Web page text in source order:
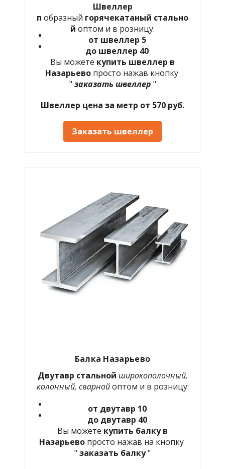
Швеллер
п образный горячекатаный стально
й оптом и в розницу:
от швеллер 5
до швеллер 40
Вы можете купить швеллер в
Назарьево просто нажав кнопку
" заказать швеллер "
Швеллер цена за метр от 570 руб.
Заказать швеллер
Балка Назарьево
Двутавр стальной широкополочный,
колонный, сварнойоптом и в розницу:
от двутавр 10
до двутавр 40
Вы можете купить балку в
Назарьево просто нажав на кнопку
" заказать балку"